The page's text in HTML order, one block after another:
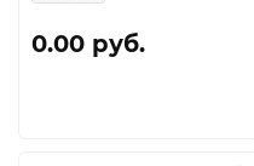
0.00 руб.